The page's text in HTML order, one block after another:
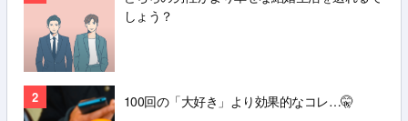
しょう？
2 100回の「大好き」より効果的なコレ…🤫